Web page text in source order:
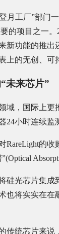
月工厂”部门
的项目之一
新功能的推
上的无创、可
未来芯片”
域，国际上更
24小时连续监
RareLight的
硅光芯片集成
也将实实在
传统芯片来说